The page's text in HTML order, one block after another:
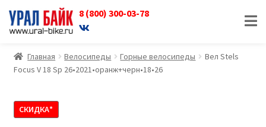
8 (800) 300-03-78
Перейти
к
навигации
Перейти
к
содержимому
Главная Велосипеды Горные велосипеды
Вел Stels
Focus V 18 Sp 26•2021•оранж+черн•18•26
СКИДКА*